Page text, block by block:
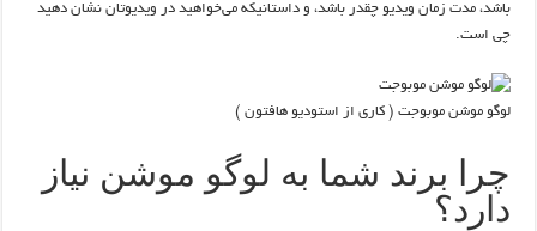
باشد، مدت زمان ویدیو چقدر باشد، و داستانیکه می‌خواهید در ویدیوتان نشان دهید
چی است.
لوگو موشن موبوجت ( کاری از استودیو هافتون )
چرا برند شما به لوگو موشن نیاز
دارد؟